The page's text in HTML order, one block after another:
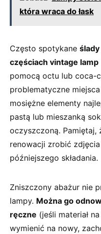
która wraca do łask
Często spotykane
częściach​ vintage lamp
pomocą octu ​lub coca-
problematyczne
mosiężne ‍elementy
pastą​ lub mieszanką
oczyszczoną.
renowacji zrobić⁤
późniejszego składania.
Zniszczony abażur​ nie
lampy. Można go‍
ręczne (jeśli materiał
wymienić ⁤na nowy,